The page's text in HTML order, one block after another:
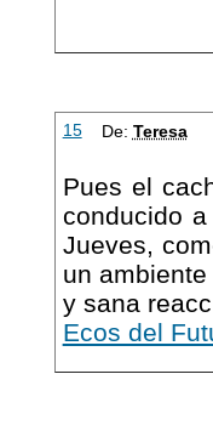
15 De: Teresa
Pues el
conducido
Jueves,
un
y sana
Ecos del